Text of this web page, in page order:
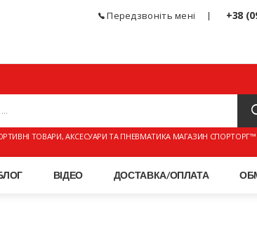
Передзвоніть мені +38
ТОВАРИ, АКСЕСУАРИ ТА ПНЕВМАТИКА МАГАЗИН СПОРТОРГ™
ВІДЕО ДОСТАВКА/ОПЛАТА